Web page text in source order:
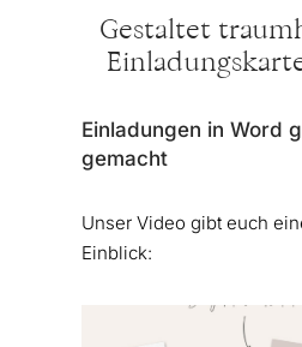
Gestaltet
Einladungen in Word
gemacht
Unser Video gibt euch
Einblick: